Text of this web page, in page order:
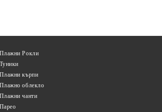
Плажни Рокли
Туники
Плажни кърпи
Плажно облекло
Плажни чанти
Парео